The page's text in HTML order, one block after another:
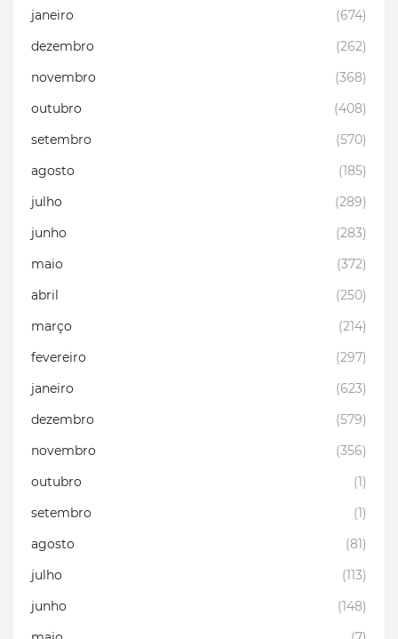
janeiro
(674)
dezembro
(262)
novembro
(368)
outubro
(408)
setembro
(570)
agosto
(185)
julho
(289)
junho
(283)
maio
(372)
abril
(250)
março
(214)
fevereiro
(297)
janeiro
(623)
dezembro
(579)
novembro
(356)
outubro
(1)
setembro
(1)
agosto
(81)
julho
(113)
junho
(148)